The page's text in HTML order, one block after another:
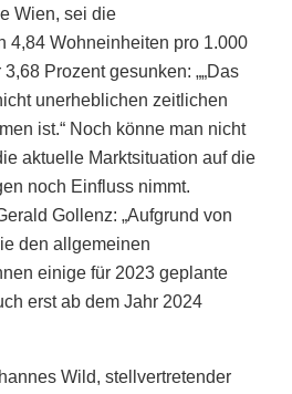
Wien, sei die
4,84 Wohneinheiten pro 1.000
Prozent gesunken: „„Das
unerheblichen zeitlichen
ist.“ Noch könne man nicht
aktuelle Marktsituation auf die
noch Einfluss nimmt.
Gollenz: „Aufgrund von
den allgemeinen
einige für 2023 geplante
erst ab dem Jahr 2024
Wild, stellvertretender